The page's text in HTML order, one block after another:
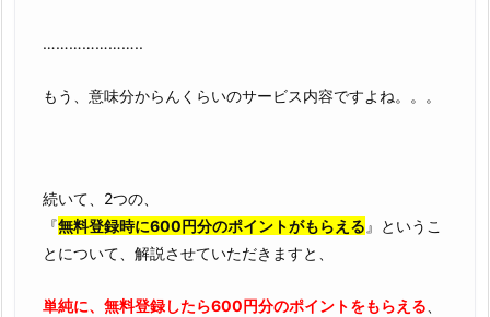
…………………..
もう、意味分からんくらいのサービス内容ですよね。。。
続いて、2つの、
『無料登録時に600円分のポイントがもらえる 』というこ
とについて、解説させていただきますと、
単純に、無料登録したら600円分のポイントをもらえる